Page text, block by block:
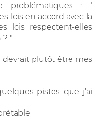
problématiques : "
lois en accord avec la
lois respectent-elles
? "
devrait plutôt être mes
pistes que j'ai